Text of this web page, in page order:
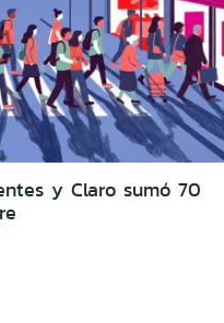
y Claro sumó 70